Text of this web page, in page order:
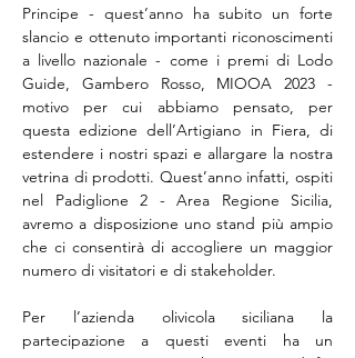
Principe - quest’anno ha subito un forte
slancio e ottenuto importanti riconoscimenti
a livello nazionale - come i premi di Lodo
Guide, Gambero Rosso, MIOOA 2023 -
motivo per cui abbiamo pensato, per
questa edizione dell’Artigiano in Fiera, di
estendere i nostri spazi e allargare la nostra
vetrina di prodotti. Quest’anno infatti, ospiti
nel Padiglione 2 - Area Regione Sicilia,
avremo a disposizione uno stand più ampio
che ci consentirà di accogliere un maggior
numero di visitatori e di stakeholder.
Per l’azienda olivicola siciliana la
partecipazione a questi eventi ha un